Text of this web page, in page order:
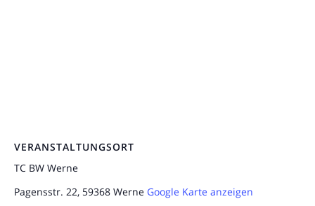
VERANSTALTUNGSORT
TC BW Werne
Pagensstr. 22, 59368 Werne Google Karte anzeigen